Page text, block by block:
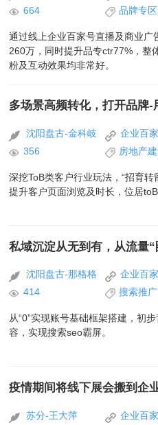
664 品牌专区
通过线上企业百家号直播及商业
260万，同时提升品专ctr77%，整
粉及互动效果均非常好。
沈阳盘古-金科岐
企业百
356
房地产
深挖ToB类客户行业玩法，“招育
提升客户页面浏览及时长，位居toB
私域沉淀从无到有，从流量
沈阳盘古-那格格
企业百
414
搜索推广
从“0”实现账号基础框架搭建，初
容，实现搜索seo霸屏。
苏分-王大萍
企业百